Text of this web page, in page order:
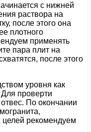
с нижней
раствора на
после этого она
плотного
применять
пара плит на
после этого
уровня как
Для проверти
По окончании
целей рекомендуем